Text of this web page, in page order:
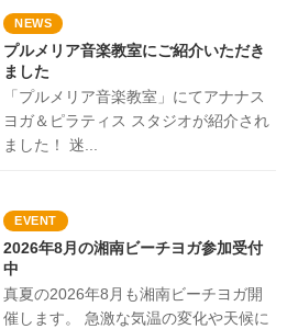
NEWS
プルメリア音楽教室にご紹介いただき
ました
「プルメリア音楽教室」にてアナナス
ヨガ＆ピラティス スタジオが紹介され
ました！ 迷...
EVENT
2026年8月の湘南ビーチヨガ参加受付
中
真夏の2026年8月も湘南ビーチヨガ開
催します。 急激な気温の変化や天候に